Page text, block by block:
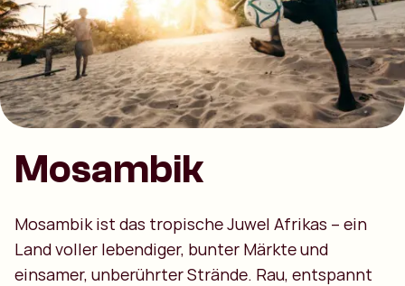
Mosambik
Mosambik ist das tropische Juwel Afrikas – ein
Land voller lebendiger, bunter Märkte und
einsamer, unberührter Strände. Rau, entspannt